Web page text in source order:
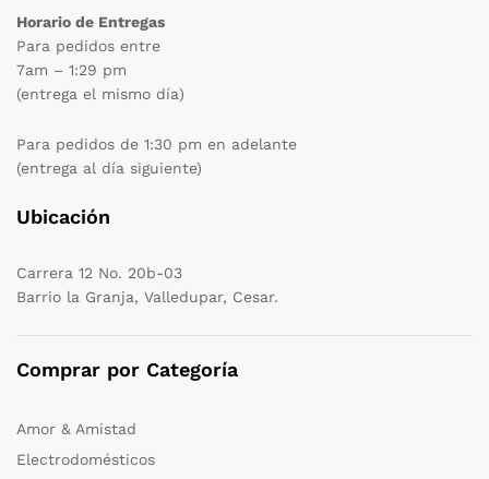
Horario de Entregas
Para pedidos entre
7am – 1:29 pm
(entrega el mismo día)
Para pedidos de 1:30 pm en adelante
(entrega al día siguiente)
Ubicación
Carrera 12 No. 20b-03
Barrio la Granja, Valledupar, Cesar.
Comprar por Categoría
Amor & Amistad
Electrodomésticos